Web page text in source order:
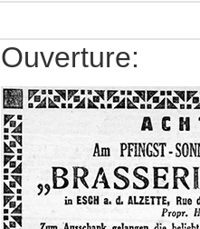
Ouverture: